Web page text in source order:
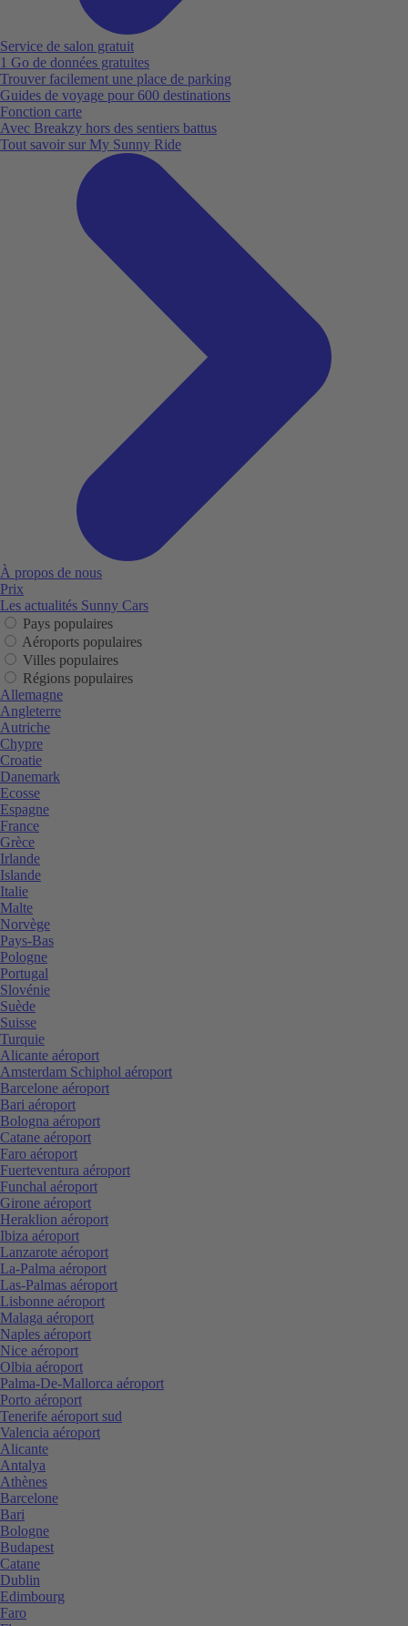
Service de salon gratuit
1 Go de données gratuites
Trouver facilement une place de parking
Guides de voyage pour 600 destinations
Fonction carte
Avec Breakzy hors des sentiers battus
Tout savoir sur My Sunny Ride
À propos de nous
Prix
Les actualités Sunny Cars
Pays populaires
Aéroports populaires
Villes populaires
Régions populaires
Allemagne
Angleterre
Autriche
Chypre
Croatie
Danemark
Ecosse
Espagne
France
Grèce
Irlande
Islande
Italie
Malte
Norvège
Pays-Bas
Pologne
Portugal
Slovénie
Suède
Suisse
Turquie
Alicante aéroport
Amsterdam Schiphol aéroport
Barcelone aéroport
Bari aéroport
Bologna aéroport
Catane aéroport
Faro aéroport
Fuerteventura aéroport
Funchal aéroport
Girone aéroport
Heraklion aéroport
Ibiza aéroport
Lanzarote aéroport
La-Palma aéroport
Las-Palmas aéroport
Lisbonne aéroport
Malaga aéroport
Naples aéroport
Nice aéroport
Olbia aéroport
Palma-De-Mallorca aéroport
Porto aéroport
Tenerife aéroport sud
Valencia aéroport
Alicante
Antalya
Athènes
Barcelone
Bari
Bologne
Budapest
Catane
Dublin
Edimbourg
Faro